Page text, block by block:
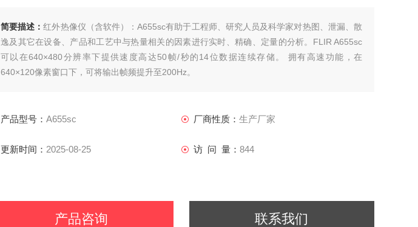
简要描述：红外热像仪（含软件）：A655sc有助于工程师、研究人员及科学家对热图、泄漏、散
逸及其它在设备、产品和工艺中与热量相关的因素进行实时、精确、定量的分析。FLIR A655sc
可以在640×480分辨率下提供速度高达50帧/秒的14位数据连续存储。 拥有高速功能，在
640×120像素窗口下，可将输出帧频提升至200Hz。
产品型号： A655sc 厂商性质： 生产厂家
更新时间： 2025-08-25 访 问 量： 844
产品咨询 联系我们